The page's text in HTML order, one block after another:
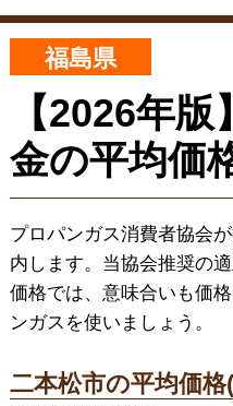
福島県
【2026年
金の平均価
プロパンガス消費者協会
内します。当協会推奨の
価格では、意味合いも価
ンガスを使いましょう。
二本松市の平均価